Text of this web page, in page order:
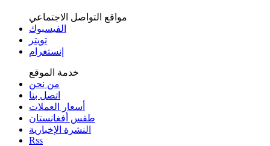
مواقع التواصل الاجتماعي
الفيسبوك
تويتر
إنستغرام
خدمة الموقع
من نحن
اتصل بنا
أسعار العملات
طقس أفغانستان
النشرة الإخبارية
Rss